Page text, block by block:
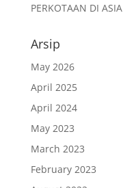
PERKOTAAN DI ASIA
Arsip
May 2026
April 2025
April 2024
May 2023
March 2023
February 2023